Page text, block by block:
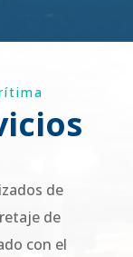
de
de
con el